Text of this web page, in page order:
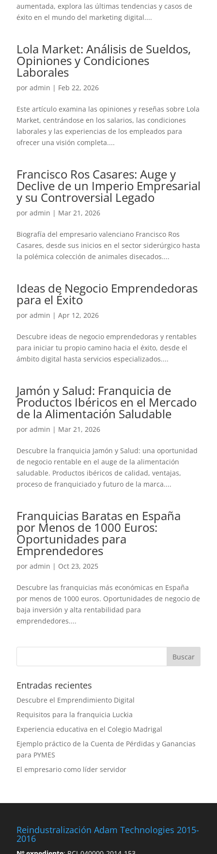
aumentada, explora las últimas tendencias y casos de
éxito en el mundo del marketing digital....
Lola Market: Análisis de Sueldos,
Opiniones y Condiciones
Laborales
por admin | Feb 22, 2026
Este artículo examina las opiniones y reseñas sobre Lola
Market, centrándose en los salarios, las condiciones
laborales y las experiencias de los empleados para
ofrecer una visión completa....
Francisco Ros Casares: Auge y
Declive de un Imperio Empresarial
y su Controversial Legado
por admin | Mar 21, 2026
Biografía del empresario valenciano Francisco Ros
Casares, desde sus inicios en el sector siderúrgico hasta
la polémica colección de animales disecados....
Ideas de Negocio Emprendedoras
para el Éxito
por admin | Apr 12, 2026
Descubre ideas de negocio emprendedoras y rentables
para iniciar tu propio camino hacia el éxito, desde el
ámbito digital hasta servicios especializados....
Jamón y Salud: Franquicia de
Productos Ibéricos en el Mercado
de la Alimentación Saludable
por admin | Mar 21, 2026
Descubre la franquicia Jamón y Salud: una oportunidad
de negocio rentable en el auge de la alimentación
saludable. Productos ibéricos de calidad, ventajas,
proceso de franquiciado y futuro de la marca....
Franquicias Baratas en España
por Menos de 1000 Euros:
Oportunidades para
Emprendedores
por admin | Oct 23, 2025
Descubre las franquicias más económicas en España
por menos de 1000 euros. Oportunidades de negocio de
baja inversión y alta rentabilidad para
emprendedores....
Entradas recientes
Descubre el Emprendimiento Digital
Requisitos para la franquicia Luckia
Experiencia educativa en el Colegio Madrigal
Ejemplo práctico de la Cuenta de Pérdidas y Ganancias
para PYMES
El empresario como líder servidor
Reindustralización Adam Technologies 2015-
2016